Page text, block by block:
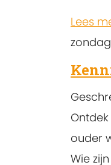
Lees
ouder
Wie